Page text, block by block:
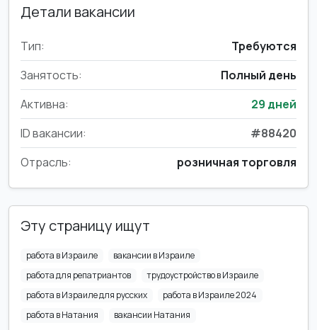
Детали вакансии
Тип:
Требуются
Занятость:
Полный день
Активна:
29 дней
ID вакансии:
#88420
Отрасль:
розничная торговля
Эту страницу ищут
работа в Израиле
вакансии в Израиле
работа для репатриантов
трудоустройство в Израиле
работа в Израиле для русских
работа в Израиле 2024
работа в Натания
вакансии Натания